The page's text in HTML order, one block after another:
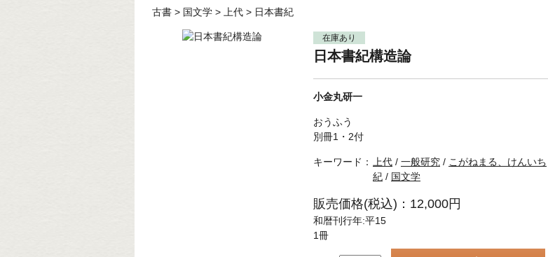
古書 > 国文学 > 上代 > 日本書紀
在庫あり
日本書紀構造論
小金丸研一
おうふう
別冊1・2付
キーワード： 上代 / 一般研究 / こがねまる、けんいち
紀 / 国文学
販売価格(税込)：12,000円
和暦刊行年:平15
1冊